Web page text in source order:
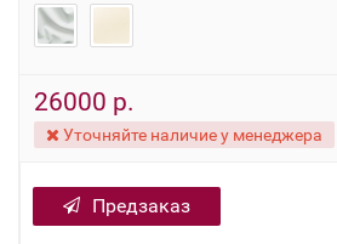
26000 р.
Уточняйте наличие у менеджера
Предзаказ